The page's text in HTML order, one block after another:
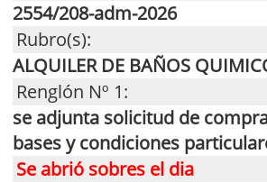
2554/208-adm-2026
Rubro(s):
ALQUILER DE BAÑOS
Renglón Nº 1:
se adjunta solicitud de
bases y condiciones
Se abrió sobres el dia